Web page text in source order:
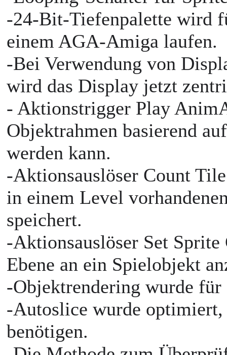
-24-Bit-Tiefenpalette wird
einem AGA-Amiga laufen.
-Bei Verwendung von
wird das Display jetzt
- Aktionstrigger Play
Objektrahmen basierend
werden kann.
-Aktionsauslöser Count
in einem Level
speichert.
-Aktionsauslöser Set
Ebene an ein Spielobjekt
-Objektrendering wurde
-Autoslice wurde
benötigen.